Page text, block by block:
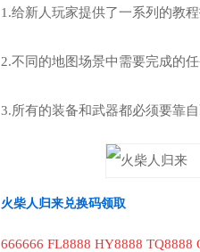
1.给新人玩家提供了一系列的教
2.不同的地图场景中需要完成的
3.所有的装备和武器都必须要靠
火柴人归来兑换码领取
666666 FL8888 HY8888 TQ8888